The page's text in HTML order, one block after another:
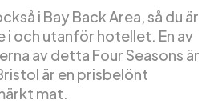
i Bay Back Area, så du är
i och utanför hotellet. En av
av detta Four Seasons är
är en prisbelönt
mat.